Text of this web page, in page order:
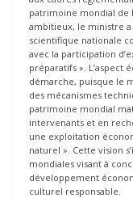
patrimoine mondial de
ambitieux, le ministre
scientifique nationale
avec la participation
préparatifs ». L’aspect
démarche, puisque le
des mécanismes
patrimoine mondial
intervenants et en
une exploitation
naturel ». Cette vision
mondiales visant à
développement
culturel responsable.